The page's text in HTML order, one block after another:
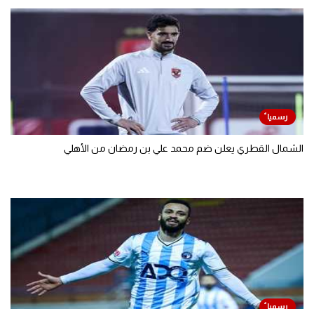
الشمال القطري يعلن ضم محمد علي بن رمضان من الأهلي